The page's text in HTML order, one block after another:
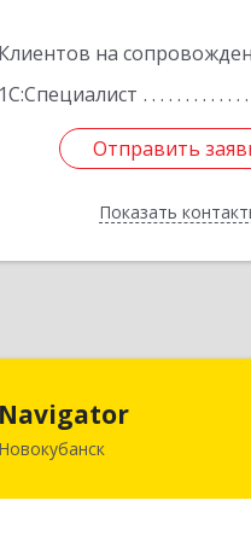
Клиентов на
1С:Специалист
Отправить
Показать
Отправить
Назад
Navigator
Новокубанск352240,